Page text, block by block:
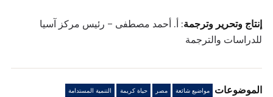
إنتاج وتحرير وترجمة: أ. أحمد مصطفى – رئيس مركز آسيا
للدراسات والترجمة
الموضوعات مواضيع شائعة مصر حياة كريمة التنمية المستدامة